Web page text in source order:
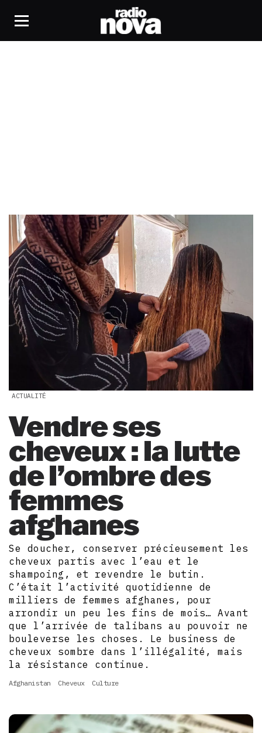
ACTUALITÉ
Vendre ses
cheveux : la lutte
de l’ombre des
femmes
afghanes
Se doucher, conserver précieusement les
cheveux partis avec l’eau et le
shampoing, et revendre le butin.
C’était l’activité quotidienne de
milliers de femmes afghanes, pour
arrondir un peu les fins de mois… Avant
que l’arrivée de talibans au pouvoir ne
bouleverse les choses. Le business de
cheveux sombre dans l’illégalité, mais
la résistance continue.
Afghanistan Cheveux Culture